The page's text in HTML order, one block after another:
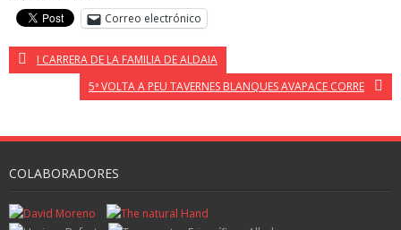
Correo electrónico
I CARRERA DE LA FAMILIA DE ALDAIA
5ª VOLTA A PEU TAVERNES BLANQUES AVAPACE CORRE
COLABORADORES